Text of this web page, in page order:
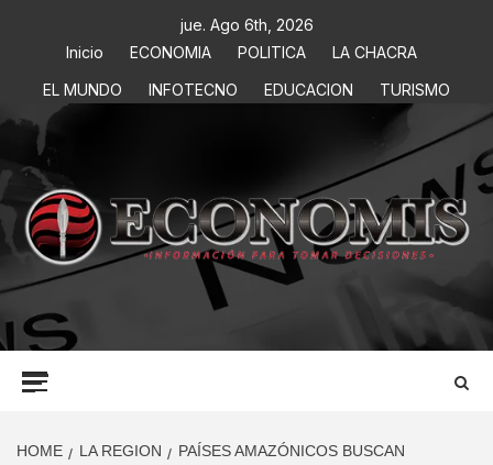
jue. Ago 6th, 2026
Inicio
ECONOMIA POLITICA
LA CHACRA
EL MUNDO
INFOTECNO EDUCACION TURISMO
ECONOMIS
INFORMACIÓN PARA TOMAR DECISIONES
HOME LA REGION
PAÍSES AMAZÓNICOS BUSCAN